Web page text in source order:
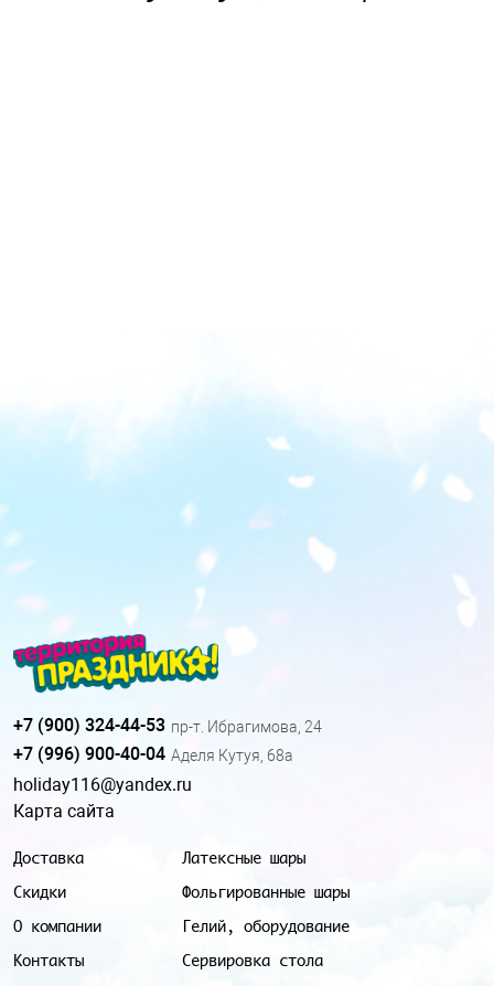
Доставка
Скидки
О компании
Контакты
Латексные шары
Фольгированные шары
Гелий, оборудование
Сервировка стола
+7 (900) 324-44-53 пр-т. Ибрагимова, 24
+7 (996) 900-40-04 Аделя Кутуя, 68а
holiday116@yandex.ru
Карта сайта